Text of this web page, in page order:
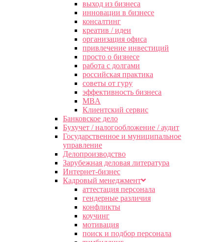
выход из бизнеса
инновации в бизнесе
консалтинг
креатив / идеи
организация офиса
привлечение инвестиций
просто о бизнесе
работа с долгами
российская практика
советы от гуру
эффективность бизнеса
MBA
Клиентский сервис
Банковское дело
Бухучет / налогообложение / аудит
Государственное и муниципальное
управление
Делопроизводство
Зарубежная деловая литература
Интернет-бизнес
Кадровый менеджмент
аттестация персонала
гендерные различия
конфликты
коучинг
мотивация
поиск и подбор персонала